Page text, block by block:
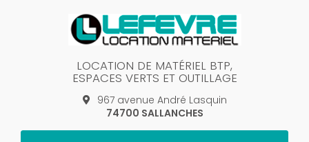
LOCATION DE MATÉRIEL BTP,
ESPACES VERTS ET OUTILLAGE
967 avenue André Lasquin
74700 SALLANCHES